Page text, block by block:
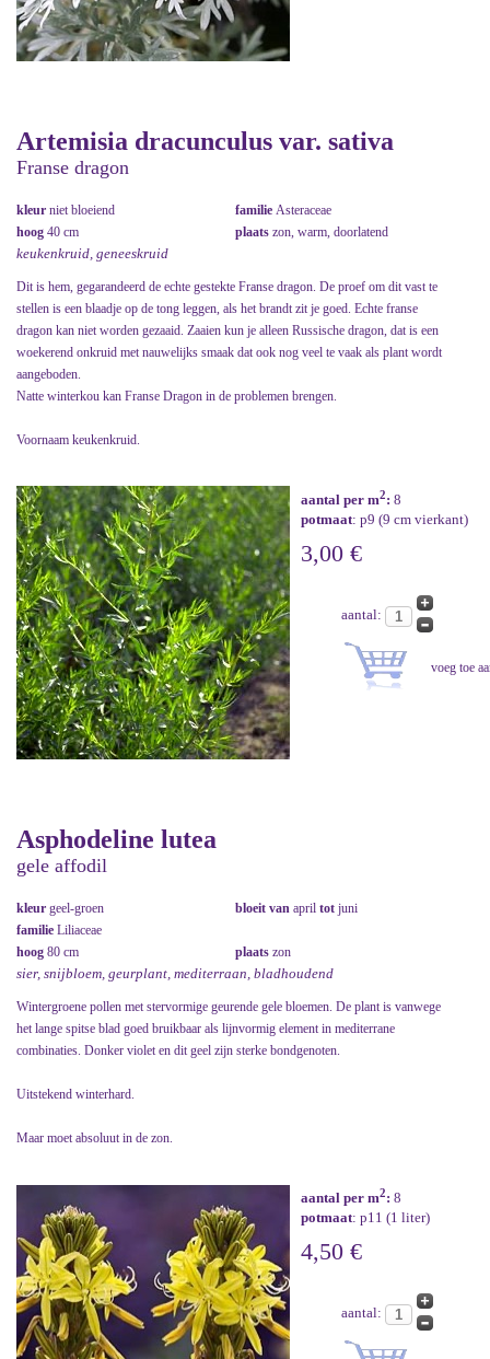
Artemisia dracunculus var. sativa
Franse dragon
kleur niet bloeiend familie Asteraceae
hoog 40 cm plaats zon, warm, doorlatend
keukenkruid, geneeskruid
Dit is hem, gegarandeerd de echte gestekte Franse dragon. De proef om dit vast te
stellen is een blaadje op de tong leggen, als het brandt zit je goed. Echte franse
dragon kan niet worden gezaaid. Zaaien kun je alleen Russische dragon, dat is een
woekerend onkruid met nauwelijks smaak dat ook nog veel te vaak als plant wordt
aangeboden.
Natte winterkou kan Franse Dragon in de problemen brengen.
Voornaam keukenkruid.
aantal per m2: 8
potmaat: p9 (9 cm vierkant)
3,00 €
aantal:
Asphodeline lutea
gele affodil
kleur geel-groen bloeit van april tot juni
familie Liliaceae
hoog 80 cm plaats zon
sier, snijbloem, geurplant, mediterraan, bladhoudend
Wintergroene pollen met stervormige geurende gele bloemen. De plant is vanwege
het lange spitse blad goed bruikbaar als lijnvormig element in mediterrane
combinaties. Donker violet en dit geel zijn sterke bondgenoten.
Uitstekend winterhard.
Maar moet absoluut in de zon.
aantal per m2: 8
potmaat: p11 (1 liter)
4,50 €
aantal: